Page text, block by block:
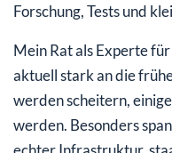
Forschung, Tests und
Mein Rat als Experte
aktuell stark an die
werden scheitern,
werden. Besonders